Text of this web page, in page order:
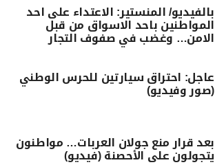
بالفيديو/ المنستير: الاعتداء على احد
المواطنين باحد الاسواق من قبل
الامن… وغضب في صفوف التجار
عاجل: احتراق سيارتين للحرس الوطني
(صور وفيديو)
بعد قرار منع جولان العربات… مواطنون
يتجولون على الأحصنة (فيديو)